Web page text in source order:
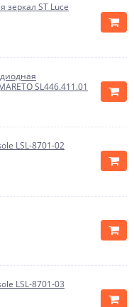
зеркал ST Luce
SL446.411.01
LSL-8701-02
LSL-8701-03